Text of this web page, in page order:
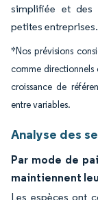
simplifiée et des
petites entreprises.
*Nos prévisions
comme directionnels
croissance de
entre variables.
Analyse des
Par mode de
maintiennent
Les espèces ont